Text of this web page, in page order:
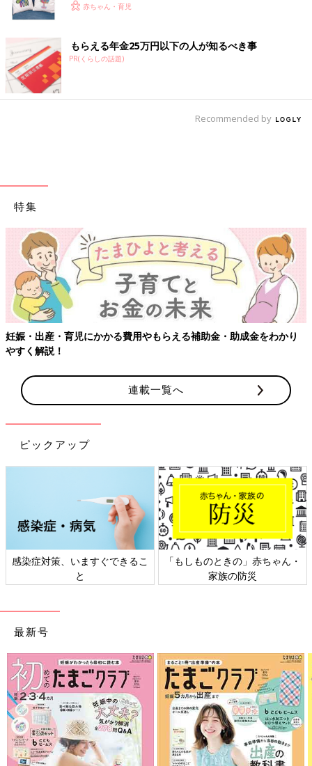
赤ちゃん・育児
もらえる年金25万円以下の人が知るべき事
PR(くらしの話題)
Recommended by
特集
費用やもらえる補助金・助成金をわかり
【ワクチン接種できる
連載一覧へ
ピックアップ
ぐできるこ
「もしものときの」赤ちゃん・
日本外来小児科学
最新号